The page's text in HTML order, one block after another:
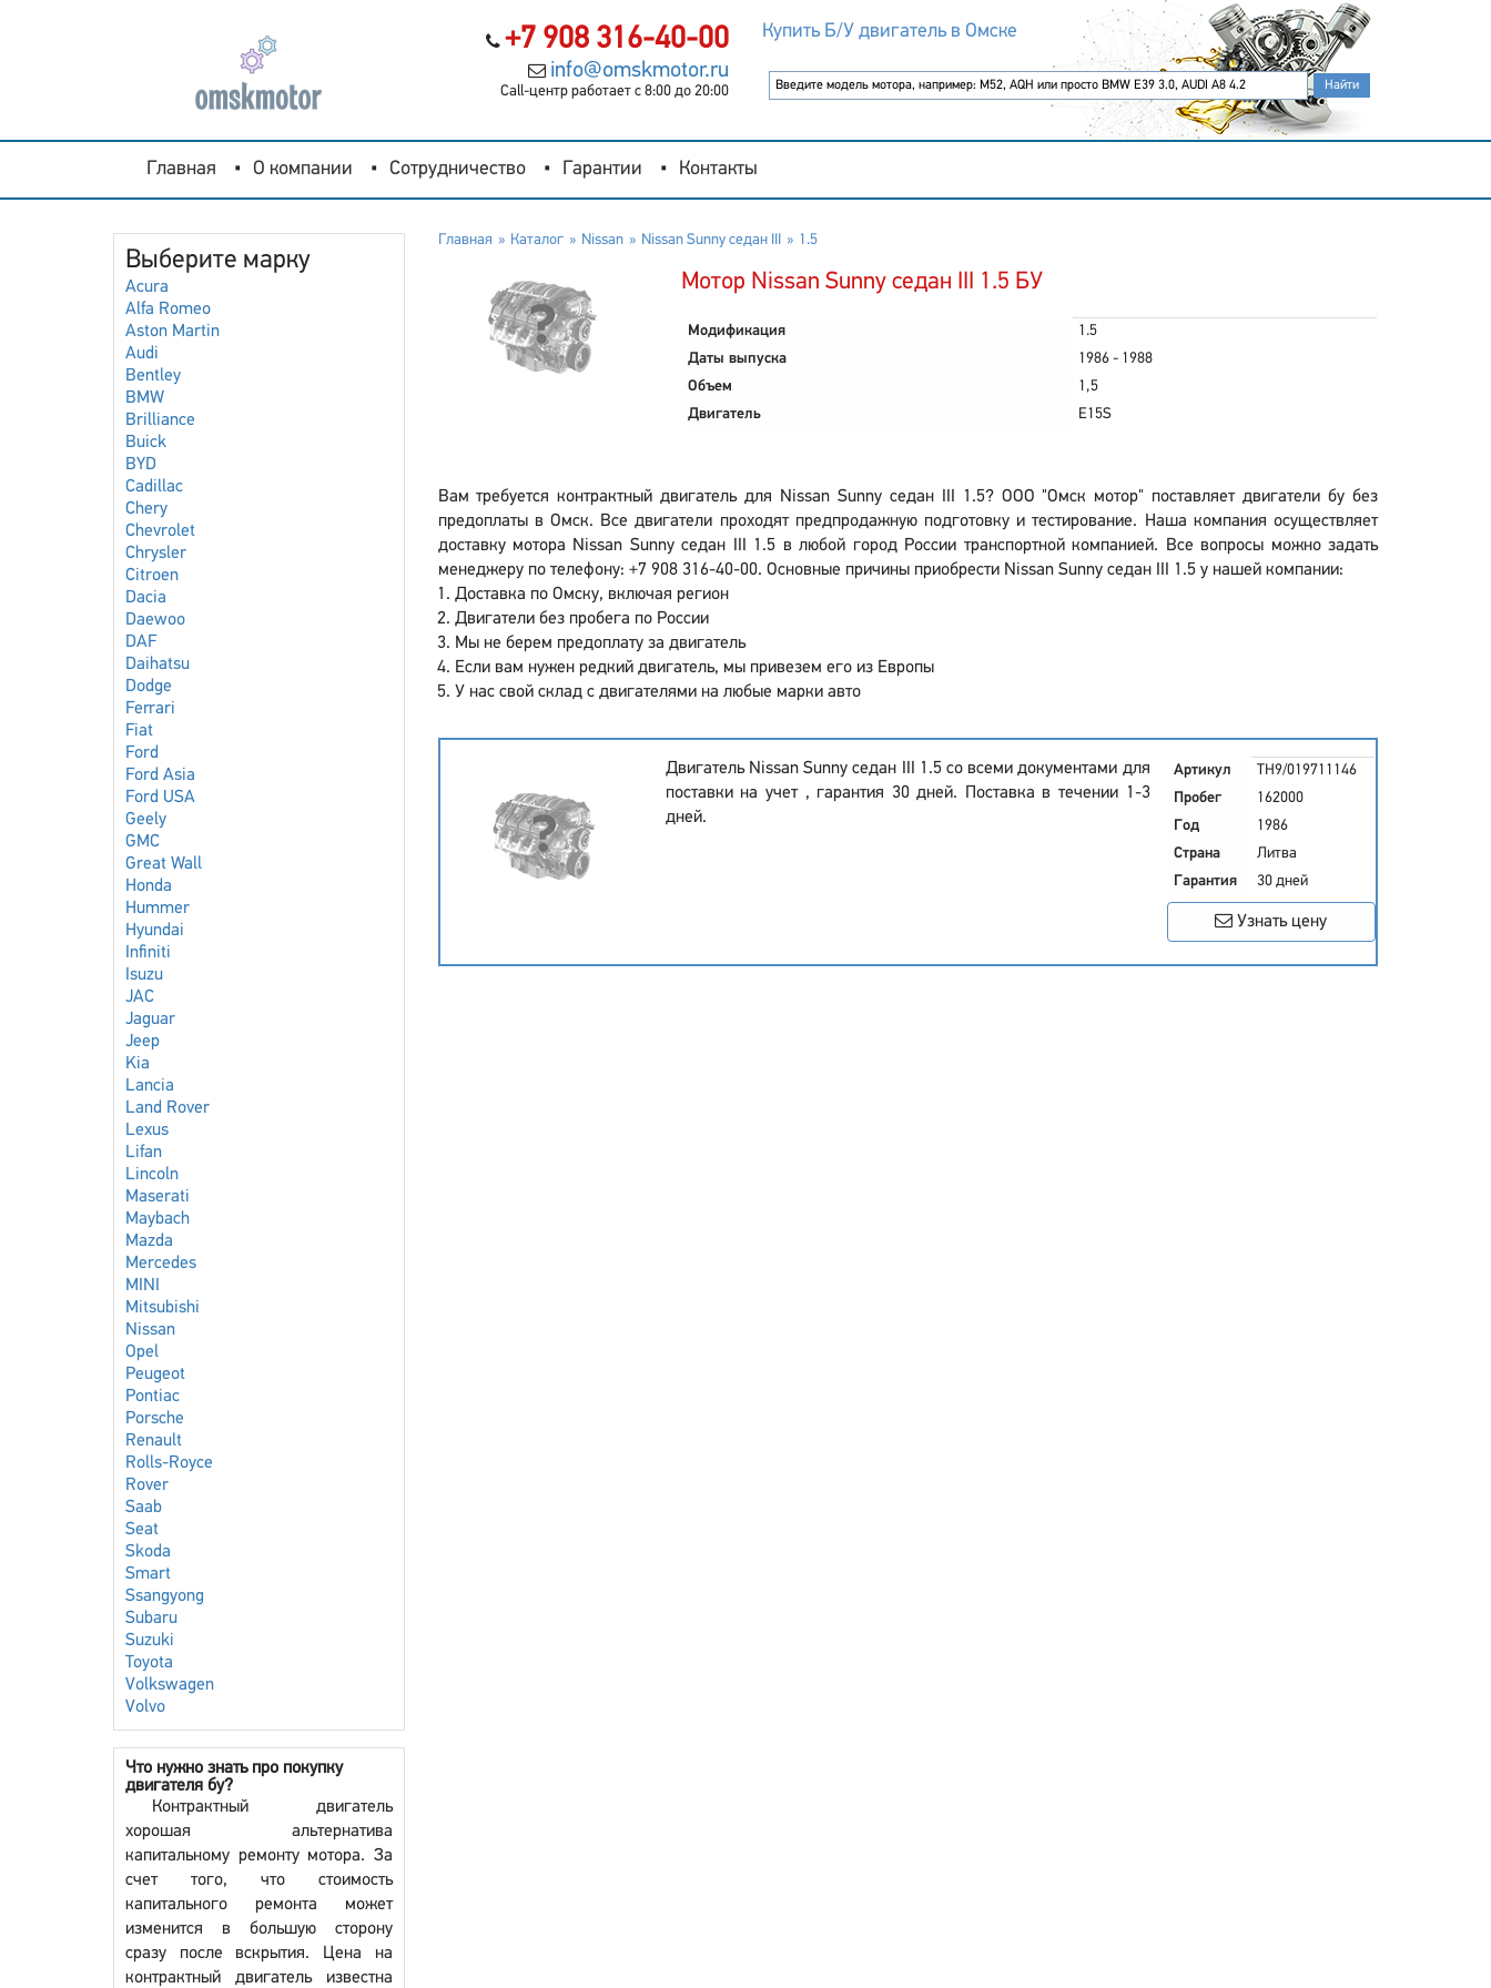
+7 908 316-40-00
info@omskmotor.ru
Call-центр работает с 8:00 до 20:00
Купить Б/У двигатель в Омске
Главная О компании Сотрудничество Гарантии Контакты
Выберите марку
Acura
Alfa Romeo
Aston Martin
Audi
Bentley
BMW
Brilliance
Buick
BYD
Cadillac
Chery
Chevrolet
Chrysler
Citroen
Dacia
Daewoo
DAF
Daihatsu
Dodge
Ferrari
Fiat
Ford
Ford Asia
Ford USA
Geely
GMC
Great Wall
Honda
Hummer
Hyundai
Infiniti
Isuzu
JAC
Jaguar
Jeep
Kia
Lancia
Land Rover
Lexus
Lifan
Lincoln
Maserati
Maybach
Mazda
Mercedes
MINI
Mitsubishi
Nissan
Opel
Peugeot
Pontiac
Porsche
Renault
Rolls-Royce
Rover
Saab
Seat
Skoda
Smart
Ssangyong
Subaru
Suzuki
Toyota
Volkswagen
Volvo
Что нужно знать про покупку
двигателя бу?
Контрактный двигатель
хорошая альтернатива
капитальному ремонту мотора. За
счет того, что стоимость
капитального ремонта может
изменится в большую сторону
сразу после вскрытия. Цена на
контрактный двигатель известна
Главная Каталог Nissan Nissan Sunny седан III 1.5
Мотор Nissan Sunny седан III 1.5 БУ
Модификация
1.5
Даты выпуска
1986 - 1988
Объем
1,5
Двигатель
E15S
Вам требуется контрактный двигатель для Nissan Sunny седан III 1.5? ООО "Омск мотор" поставляет двигатели бу без
предоплаты в Омск. Все двигатели проходят предпродажную подготовку и тестирование. Наша компания осуществляет
доставку мотора Nissan Sunny седан III 1.5 в любой город России транспортной компанией. Все вопросы можно задать
менеджеру по телефону: +7 908 316-40-00. Основные причины приобрести Nissan Sunny седан III 1.5 у нашей компании:
Доставка по Омску, включая регион
Двигатели без пробега по России
Мы не берем предоплату за двигатель
Если вам нужен редкий двигатель, мы привезем его из Европы
У нас свой склад с двигателями на любые марки авто
Двигатель Nissan Sunny седан III 1.5 со всеми документами для
поставки на учет , гарантия 30 дней. Поставка в течении 1-3
дней.
Артикул
TH9/019711146
Пробег
162000
Год
1986
Страна
Литва
Гарантия
30 дней
Узнать цену